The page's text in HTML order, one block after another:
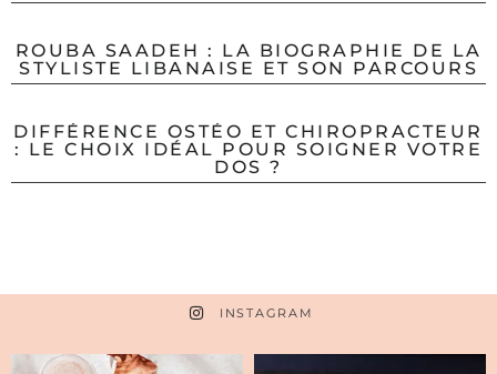
ROUBA SAADEH : LA BIOGRAPHIE DE LA
STYLISTE LIBANAISE ET SON PARCOURS
DIFFÉRENCE OSTÉO ET CHIROPRACTEUR
: LE CHOIX IDÉAL POUR SOIGNER VOTRE
DOS ?
INSTAGRAM